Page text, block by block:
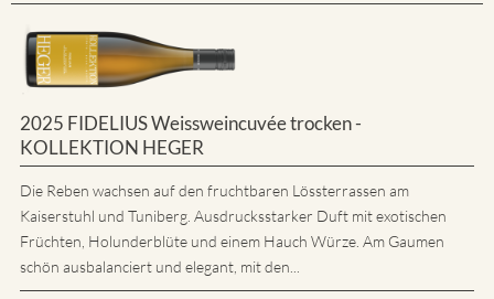
2025 FIDELIUS Weissweincuvée trocken -
KOLLEKTION HEGER
Die Reben wachsen auf den fruchtbaren Lössterrassen am
Kaiserstuhl und Tuniberg. Ausdrucksstarker Duft mit exotischen
Früchten, Holunderblüte und einem Hauch Würze. Am Gaumen
schön ausbalanciert und elegant, mit den...